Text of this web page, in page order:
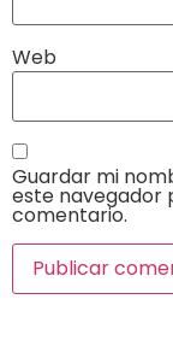
Web
Guardar mi
este navegador
comentario.